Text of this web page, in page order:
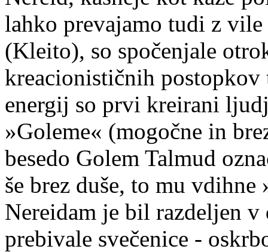
lahko prevajamo tudi z
(Kleito), so spočenjale
kreacionističnih postopkov
energij so prvi kreirani
»Goleme« (mogočne in
besedo Golem Talmud
še brez duše, to mu
Nereidam je bil razdeljen
prebivale svečenice -